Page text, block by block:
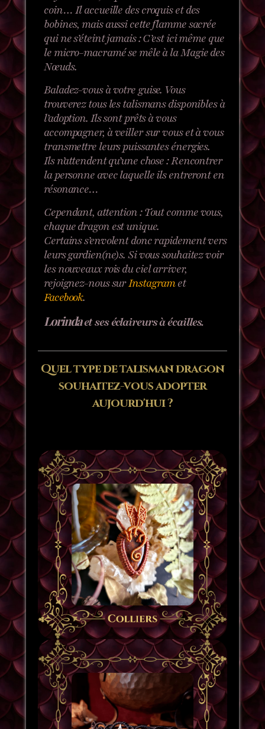
coin…Il accueille des croquis et des
bobines, mais aussi cette flamme sacrée
qui ne s’éteint jamais : C’est ici même que
le micro-macramé se mêle à la Magie des
Nœuds.
Baladez-vous à votre guise. Vous
trouverez tous les talismans disponibles à
l’adoption. Ils sont prêts à vous
accompagner, à veiller sur vous et à vous
transmettre leurs puissantes énergies.
Ils n’attendent qu’une chose : Rencontrer
la personne avec laquelle ils entreront en
résonance…
Cependant, attention : Tout comme vous,
chaque dragon est unique.
Certains s’envolent donc rapidement vers
leurs gardien(ne)s. Si vous souhaitez voir
les nouveaux rois du ciel arriver,
rejoignez-nous surInstagramet
Facebook.
Lorindaet ses éclaireurs à écailles.
Quel type de talisman dragon
souhaitez-vous adopter
aujourd'hui ?